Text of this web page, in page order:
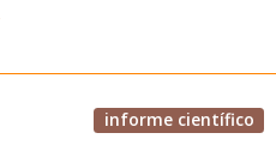
informe científico